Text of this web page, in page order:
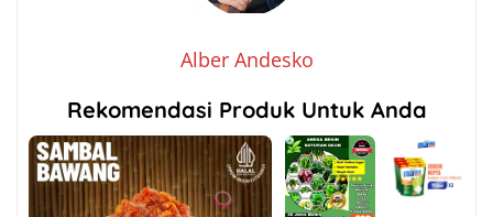
Alber Andesko
Rekomendasi Produk Untuk Anda